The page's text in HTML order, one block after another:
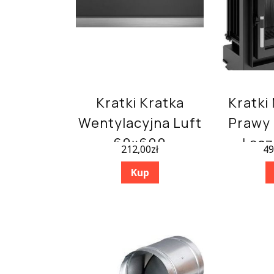
Kratki Kratka
Wentylacyjna Luft
60×600
Szlifowany
212,00zł
Kup
Kratki